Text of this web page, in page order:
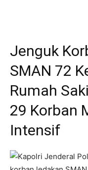
Jenguk
SMAN 72
Rumah
29 Korban
Intensif